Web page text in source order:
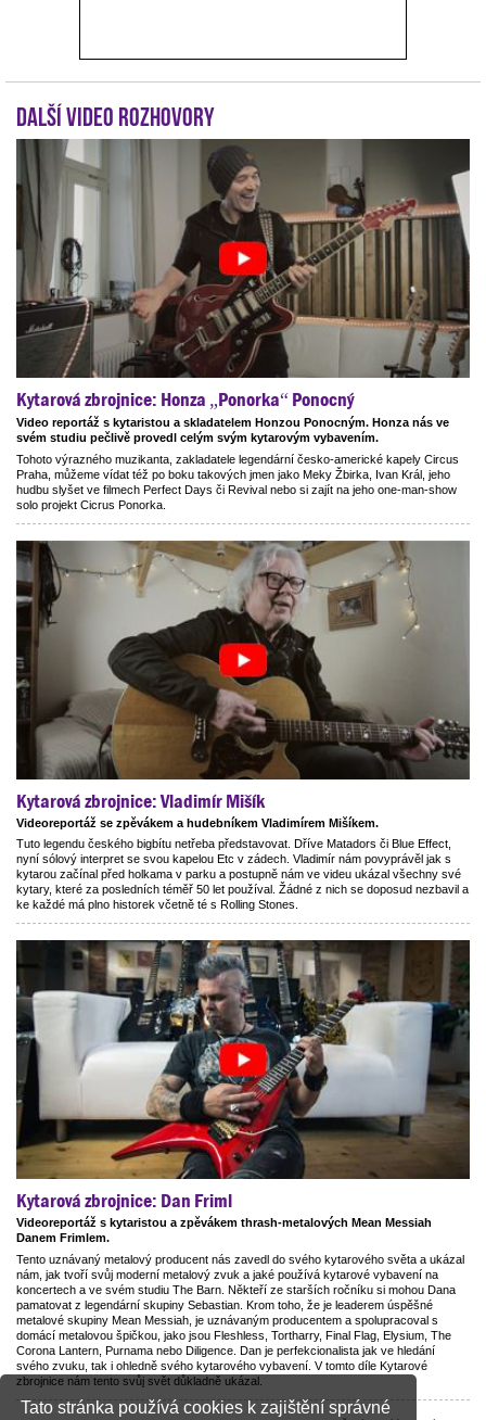
Tato stránka používá cookies k zajištění správné
Další video rozhovory
Kytarová zbrojnice: Honza „Ponorka“ Ponocný
Video reportáž s kytaristou a skladatelem Honzou Ponocným. Honza nás ve
svém studiu pečlivě provedl celým svým kytarovým vybavením.
Tohoto výrazného muzikanta, zakladatele legendární česko-americké kapely Circus
Praha, můžeme vídat též po boku takových jmen jako Meky Žbirka, Ivan Král, jeho
hudbu slyšet ve filmech Perfect Days či Revival nebo si zajít na jeho one-man-show
solo projekt Cicrus Ponorka.
Kytarová zbrojnice: Vladimír Mišík
Videoreportáž se zpěvákem a hudebníkem Vladimírem Mišíkem.
Tuto legendu českého bigbítu netřeba představovat. Dříve Matadors či Blue Effect,
nyní sólový interpret se svou kapelou Etc v zádech. Vladimír nám povyprávěl jak s
kytarou začínal před holkama v parku a postupně nám ve videu ukázal všechny své
kytary, které za posledních téměř 50 let používal. Žádné z nich se doposud nezbavil a
ke každé má plno historek včetně té s Rolling Stones.
Kytarová zbrojnice: Dan Friml
Videoreportáž s kytaristou a zpěvákem thrash-metalových Mean Messiah
Danem Frimlem.
Tento uznávaný metalový producent nás zavedl do svého kytarového světa a ukázal
nám, jak tvoří svůj moderní metalový zvuk a jaké používá kytarové vybavení na
koncertech a ve svém studiu The Barn. Někteří ze starších ročníku si mohou Dana
pamatovat z legendární skupiny Sebastian. Krom toho, že je leaderem úspěšné
metalové skupiny Mean Messiah, je uznávaným producentem a spolupracoval s
domácí metalovou špičkou, jako jsou Fleshless, Tortharry, Final Flag, Elysium, The
Corona Lantern, Purnama nebo Diligence. Dan je perfekcionalista jak ve hledání
svého zvuku, tak i ohledně svého kytarového vybavení. V tomto díle Kytarové
zbrojnice nám tento svůj svět důkladně ukázal.